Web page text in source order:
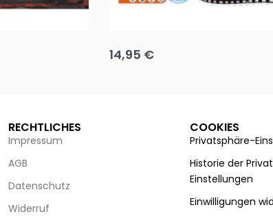
14,95 €
RECHTLICHES
Impressum
AGB
Datenschutz
Widerruf
COOKIES
Privatsphäre-
Historie der
Einstellungen
Einwilligungen